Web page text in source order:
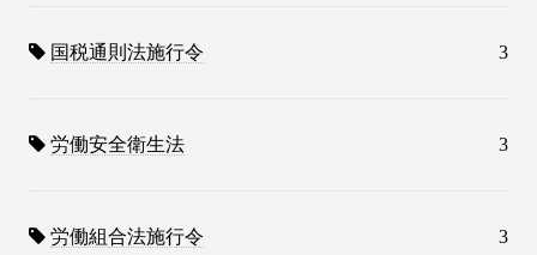
国税通則法施行令 3
労働安全衛生法 3
労働組合法施行令 3